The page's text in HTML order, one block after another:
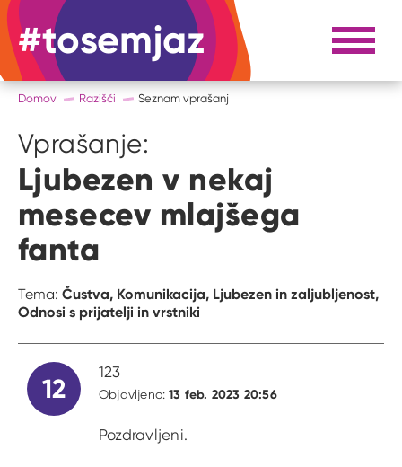
#tosemjaz #to sem jaz Razpri
Domov Razišči Seznam vprašanj
Vprašanje:
Ljubezen v nekaj
mesecev mlajšega
fanta
Tema: Čustva, Komunikacija, Ljubezen in zaljubljenost,
Odnosi s prijatelji in vrstniki
12
123
Objavljeno:13 feb. 2023 20:56
Pozdravljeni.